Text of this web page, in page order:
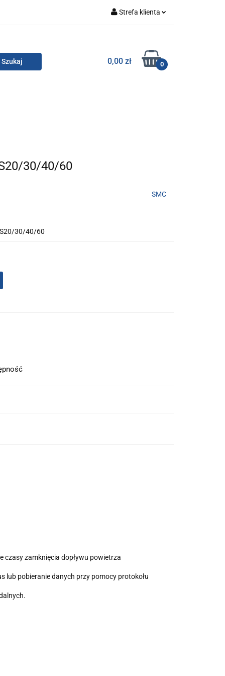
Strefa klienta
Zarejestruj się
Dodaj zgłoszenie
0,00 zł 0
SMC
30/40/60
SMC
30/40/60
zamknięcia dopływu powietrza
pobieranie danych przy pomocy protokołu